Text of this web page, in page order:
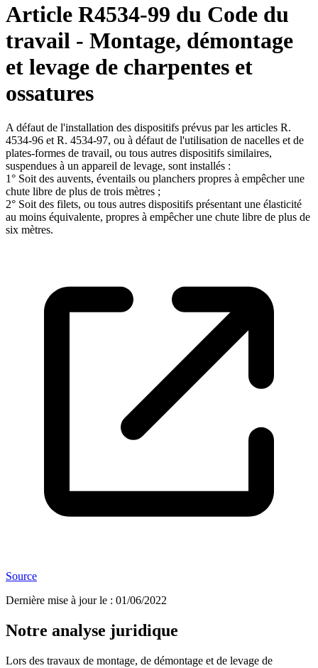
Article R4534-99 du Code du
travail - Montage, démontage
et levage de charpentes et
ossatures
A défaut de l'installation des dispositifs prévus par les articles R.
4534-96 et R. 4534-97, ou à défaut de l'utilisation de nacelles et de
plates-formes de travail, ou tous autres dispositifs similaires,
suspendues à un appareil de levage, sont installés :
1° Soit des auvents, éventails ou planchers propres à empêcher une
chute libre de plus de trois mètres ;
2° Soit des filets, ou tous autres dispositifs présentant une élasticité
au moins équivalente, propres à empêcher une chute libre de plus de
six mètres.
Source
Dernière mise à jour le : 01/06/2022
Notre analyse juridique
Lors des travaux de montage, de démontage et de levage de